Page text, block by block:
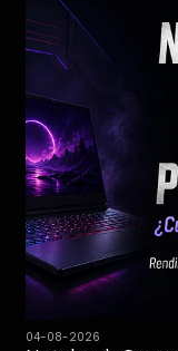
04-08-2026